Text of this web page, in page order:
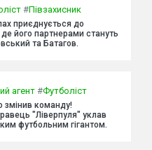
#Півзахисник
приєднується до
його партнерами стануть
та Батагов.
агент#Футболіст
змінив команду!
"Ліверпуля" уклав
футбольним гігантом.